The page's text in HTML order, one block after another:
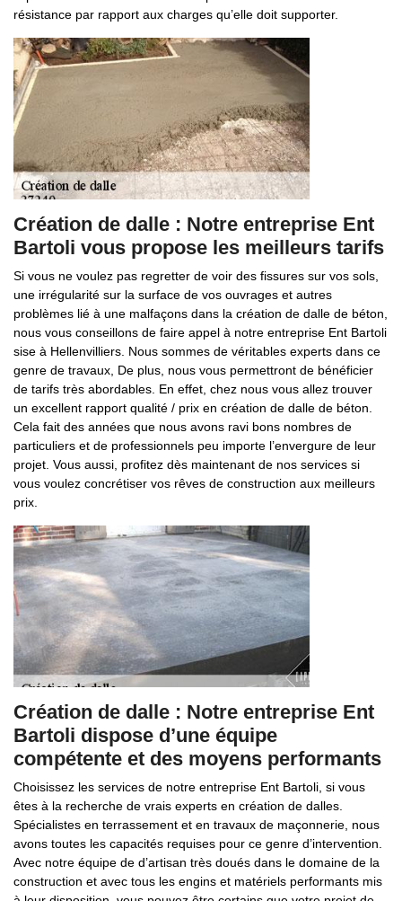
résistance par rapport aux charges qu’elle doit supporter.
Création de dalle : Notre entreprise Ent
Bartoli vous propose les meilleurs tarifs
Si vous ne voulez pas regretter de voir des fissures sur vos sols,
une irrégularité sur la surface de vos ouvrages et autres
problèmes lié à une malfaçons dans la création de dalle de béton,
nous vous conseillons de faire appel à notre entreprise Ent Bartoli
sise à Hellenvilliers. Nous sommes de véritables experts dans ce
genre de travaux, De plus, nous vous permettront de bénéficier
de tarifs très abordables. En effet, chez nous vous allez trouver
un excellent rapport qualité / prix en création de dalle de béton.
Cela fait des années que nous avons ravi bons nombres de
particuliers et de professionnels peu importe l’envergure de leur
projet. Vous aussi, profitez dès maintenant de nos services si
vous voulez concrétiser vos rêves de construction aux meilleurs
prix.
Création de dalle : Notre entreprise Ent
Bartoli dispose d’une équipe
compétente et des moyens performants
Choisissez les services de notre entreprise Ent Bartoli, si vous
êtes à la recherche de vrais experts en création de dalles.
Spécialistes en terrassement et en travaux de maçonnerie, nous
avons toutes les capacités requises pour ce genre d’intervention.
Avec notre équipe de d’artisan très doués dans le domaine de la
construction et avec tous les engins et matériels performants mis